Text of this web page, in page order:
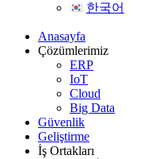
한국어
Anasayfa
Çözümlerimiz
ERP
IoT
Cloud
Big Data
Güvenlik
Geliştirme
İş Ortakları